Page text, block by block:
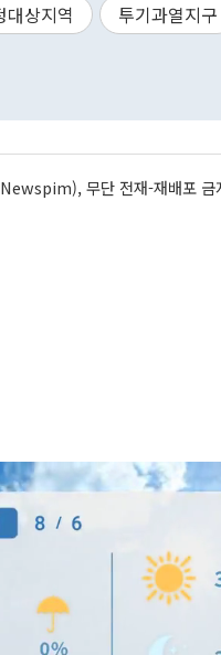
대상지역
투기과열지구
무단 전재-재배포 금